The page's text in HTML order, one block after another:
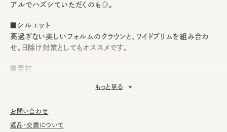
アルでハズシていただくのも◎。
■シルエット
高過ぎない美しいフォルムのクラウンと、ワイドブリムを組み合わ
せ。日除け対策としてもオススメです。
■素材
した。スベリには吸汗速乾機能と抗菌消臭効果を併せ持つアジャ
整が可能です。
もっと見る
お問い合わせ
返品・交換について